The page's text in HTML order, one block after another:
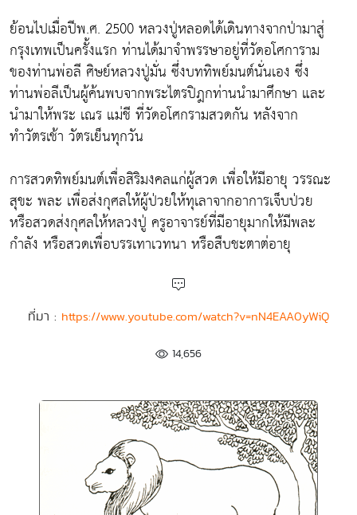
ย้อนไปเมื่อปีพ.ศ. 2500 หลวงปู่หลอดได้เดินทางจากป่ามาสู่
กรุงเทพเป็นครั้งแรก ท่านได้มาจำพรรษาอยู่ที่วัดอโศการาม
ของท่านพ่อลี ศิษย์หลวงปู่มั่น ซึ่งบททิพย์มนต์นั่นเอง ซึ่ง
ท่านพ่อลีเป็นผู้ค้นพบจากพระไตรปิฎกท่านนำมาศึกษา และ
นำมาให้พระ เณร แม่ชี ที่วัดอโศกรามสวดกัน หลังจาก
ทำวัตรเช้า วัตรเย็นทุกวัน
การสวดทิพย์มนต์เพื่อสิริมงคลแก่ผู้สวด เพื่อให้มีอายุ วรรณะ
สุขะ พละ เพื่อส่งกุศลให้ผู้ป่วยให้ทุเลาจากอาการเจ็บป่วย
หรือสวดส่งกุศลให้หลวงปู่ ครูอาจารย์ที่มีอายุมากให้มีพละ
กำลัง หรือสวดเพื่อบรรเทาเวทนา หรือสืบชะตาต่อายุ
ที่มา : https://www.youtube.com/watch?v=nN4EAA0yWiQ
14,656